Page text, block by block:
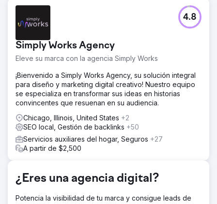
Lanzar una marca de cannabis en uno de los barrios más
competitivos de la ciudad de Nueva York no es tarea
fácil. Leafology tuvo que llegar a nuevos clientes en un
mercado repleto de empresas consolidadas, a la vez que
trabajaba dentro de las complejas y cambiantes normas
publicitarias que rigen la promoción del cannabis. Las
oportunidades de publicidad online eran limitadas, con
estrictas directrices vigentes en plataformas como
Google y Meta. Más allá de las restricciones legales, la
marca también necesitaba destacar con una identidad
La solución
Creamos una estrategia de marketing multicanal que
ayudó a Leafology a conectar con su público,
cumpliendo al máximo las políticas publicitarias. Nuestro
convertir a los visitantes online en clientes. Estas páginas
incluían detalles de productos, información de la tienda y
fluida. Para respaldar estos esfuerzos, diseñamos
Simply Works Agency
Eleve su marca con la agencia Simply Works
4.8
¡Bienvenido a Simply Works Agency, su solución integral
para diseño y marketing digital creativo! Nuestro equipo
se especializa en transformar sus ideas en historias
convincentes que resuenan en su audiencia.
Chicago, Illinois, United States +2
SEO local, Gestión de backlinks +50
Servicios auxiliares del hogar, Seguros +27
A partir de $2,500
¿Eres una agencia digital?
Potencia la visibilidad de tu marca y consigue leads de